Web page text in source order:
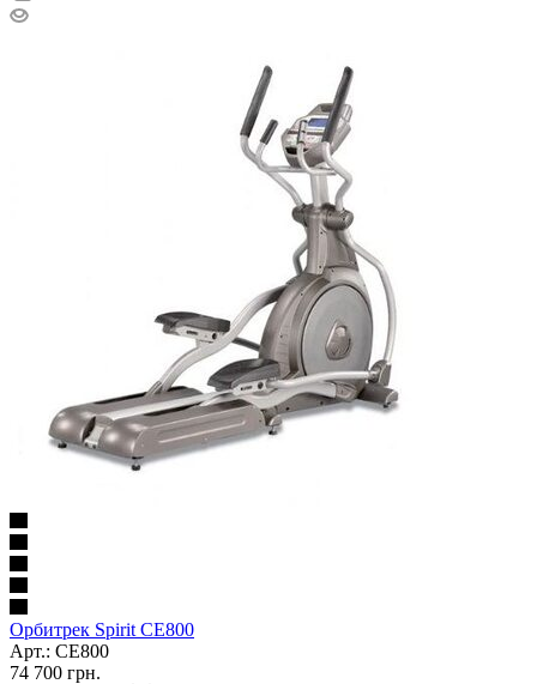
Орбитрек Spirit CE800
Арт.: CE800
74 700 грн.